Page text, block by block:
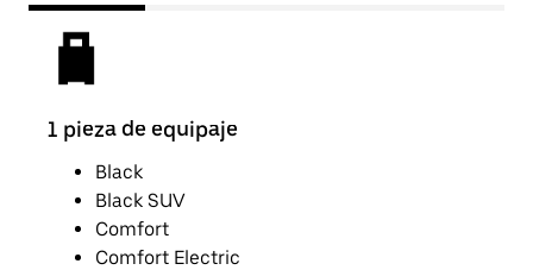
1 pieza de equipaje
Black
Black SUV
Comfort
Comfort Electric